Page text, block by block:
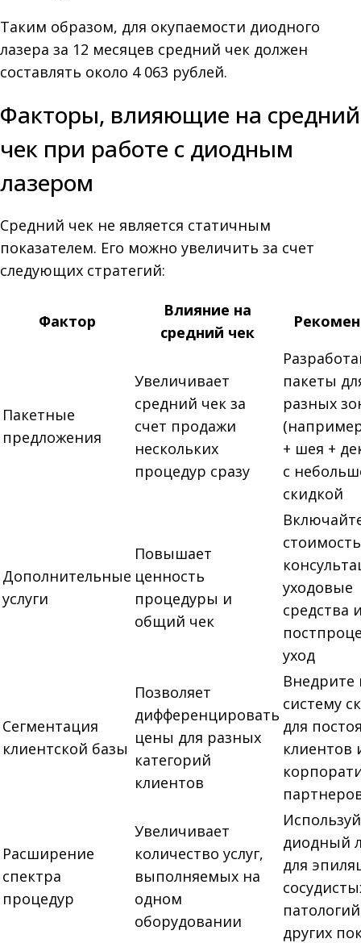
Таким образом, для окупаемости диодного
лазера за 12 месяцев средний чек должен
составлять около 4 063 рублей.
Факторы, влияющие на средний
чек при работе с диодным
лазером
Средний чек не является статичным
показателем. Его можно увеличить за счет
следующих стратегий:
Фактор
Влияние на
средний чек
Пакетные
предложения
Увеличивает
средний чек за
счет продажи
нескольких
процедур сразу
пакеты
разных
+ шея +
с
скидкой
Дополнительные
услуги
Повышает
ценность
процедуры и
общий чек
стоимость
уходовые
средства
уход
Сегментация
клиентской базы
Позволяет
дифференцировать
цены для разных
категорий
клиентов
Внедрите
систему
для
клиентов
Расширение
спектра
процедур
Увеличивает
количество услуг,
выполняемых на
одном
оборудовании
диодный
для
других